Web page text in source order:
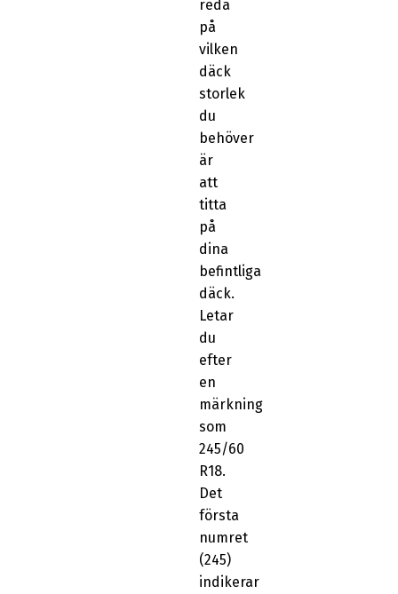
reda
på
vilken
däck
storlek
du
behöver
är
att
titta
på
dina
befintliga
däck.
Letar
du
efter
en
märkning
som
245/60
R18.
Det
första
numret
(245)
indikerar